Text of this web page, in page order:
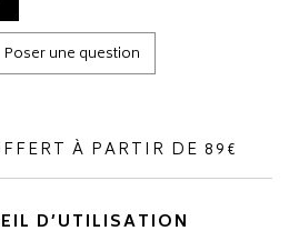
Poser une question
À PARTIR DE 89€
D’UTILISATION